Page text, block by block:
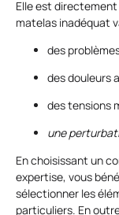
Elle est
matelas inadéquat
des
des douleurs
des tensions
une
En choisissant un
expertise, vous
sélectionner les
particuliers. En